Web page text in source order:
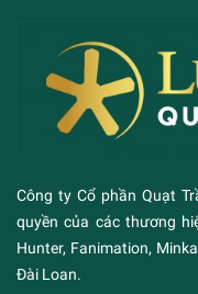
Công ty Cổ phần Quạt
quyền của các thương
Hunter, Fanimation,
Đài Loan.